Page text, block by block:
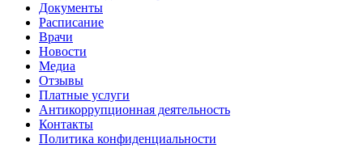
Документы
Расписание
Врачи
Новости
Медиа
Отзывы
Платные услуги
Антикоррупционная деятельность
Контакты
Политика конфиденциальности